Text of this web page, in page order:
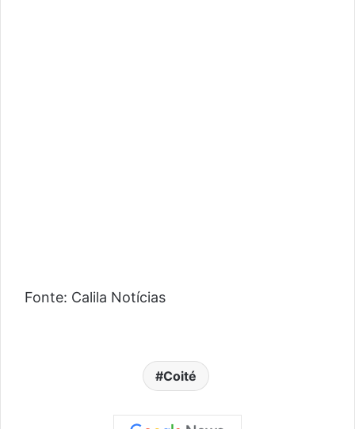
Fonte: Calila Notícias
Coité